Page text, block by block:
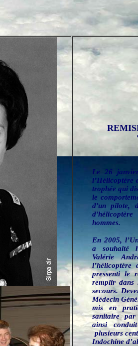
Le 26
l’Hélicoptère
trophée qui
le
d'un pilote,
hommes.
En 2005,
a souhaité
Valérie
pressenti le
remplir dans
secours.
Médecin
mis en
sanitaire
ainsi
plusieurs
Indochine